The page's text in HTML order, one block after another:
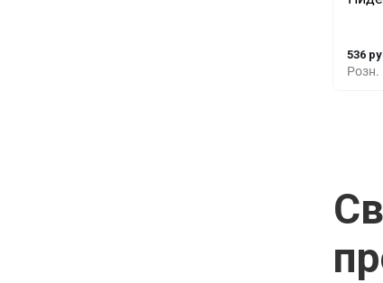
Розн.
536
10+